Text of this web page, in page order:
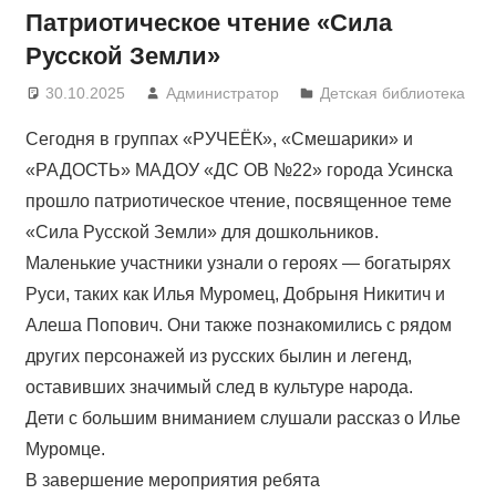
Патриотическое чтение «Сила
Русской Земли»
30.10.2025 Администратор Детская библиотека
Сегодня в группах «РУЧЕЁК», «Смешарики» и
«РАДОСТЬ» МАДОУ «ДС ОВ №22» города Усинска
прошло патриотическое чтение, посвященное теме
«Сила Русской Земли» для дошкольников.
Маленькие участники узнали о героях — богатырях
Руси, таких как Илья Муромец, Добрыня Никитич и
Алеша Попович. Они также познакомились с рядом
других персонажей из русских былин и легенд,
оставивших значимый след в культуре народа.
Дети с большим вниманием слушали рассказ о Илье
Муромце.
В завершение мероприятия ребята